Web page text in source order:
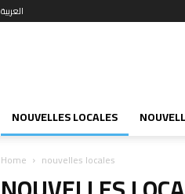
العربية
NOUVELLES LOCALES
Home nouvelles locales